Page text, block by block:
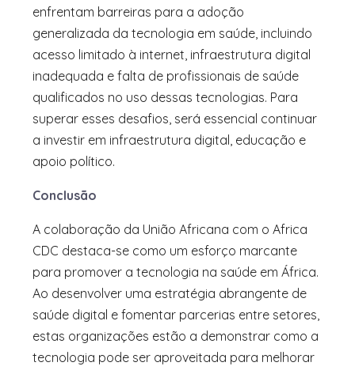
enfrentam barreiras para a adoção
generalizada da tecnologia em saúde, incluindo
acesso limitado à internet, infraestrutura digital
inadequada e falta de profissionais de saúde
qualificados no uso dessas tecnologias. Para
superar esses desafios, será essencial continuar
a investir em infraestrutura digital, educação e
apoio político.
Conclusão
A colaboração da União Africana com o Africa
CDC destaca-se como um esforço marcante
para promover a tecnologia na saúde em África.
Ao desenvolver uma estratégia abrangente de
saúde digital e fomentar parcerias entre setores,
estas organizações estão a demonstrar como a
tecnologia pode ser aproveitada para melhorar